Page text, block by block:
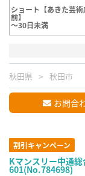
ショート【あきた芸
前】
～30日未満
秋田県 秋田市
お問合
割引キャンペーン
Kマンスリー中通
601(No.784698)